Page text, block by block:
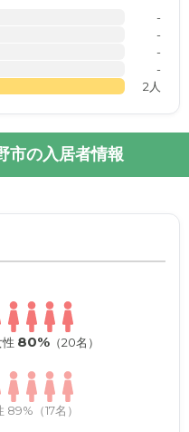
-
-
-
-
2人
市の入居者情報
80% （20名）
89%（17名）